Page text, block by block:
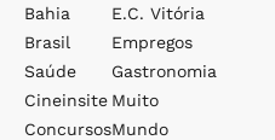
Bahia
Brasil
Saúde
Cineinsite
Concursos
E.c. Vitória
Empregos
Gastronomia
Muito
Mundo